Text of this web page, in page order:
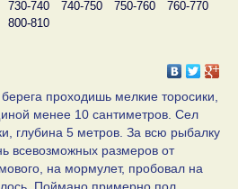
730-740 740-750 750-760
760-770
800-810
проходишь мелкие торосики,
менее 10 сантиметров. Сел
глубина 5 метров. За всю рыбалку
всевозможных размеров от
на мормулет, пробовал на
Поймано примерно пол